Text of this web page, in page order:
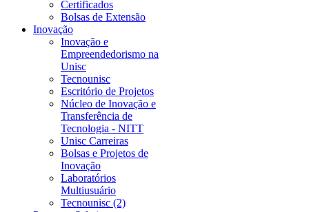
Certificados
Bolsas de Extensão
Inovação
Inovação e
Empreendedorismo na
Unisc
Tecnounisc
Escritório de Projetos
Núcleo de Inovação e
Transferência de
Tecnologia - NITT
Unisc Carreiras
Bolsas e Projetos de
Inovação
Laboratórios
Multiusuário
Tecnounisc (2)